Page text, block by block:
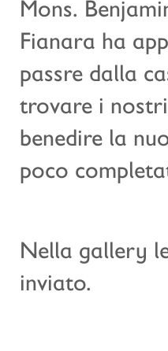
Mons.
Fianara ha
passre dalla
trovare i
benedire la
poco
Nella gallery
inviato.